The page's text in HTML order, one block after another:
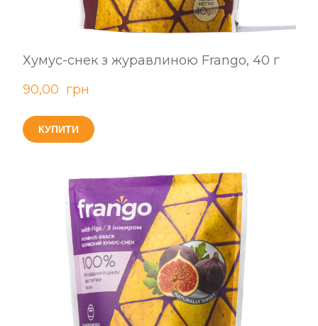
Хумус-снек з журавлиною Frango, 40 г
90,00  грн
КУПИТИ